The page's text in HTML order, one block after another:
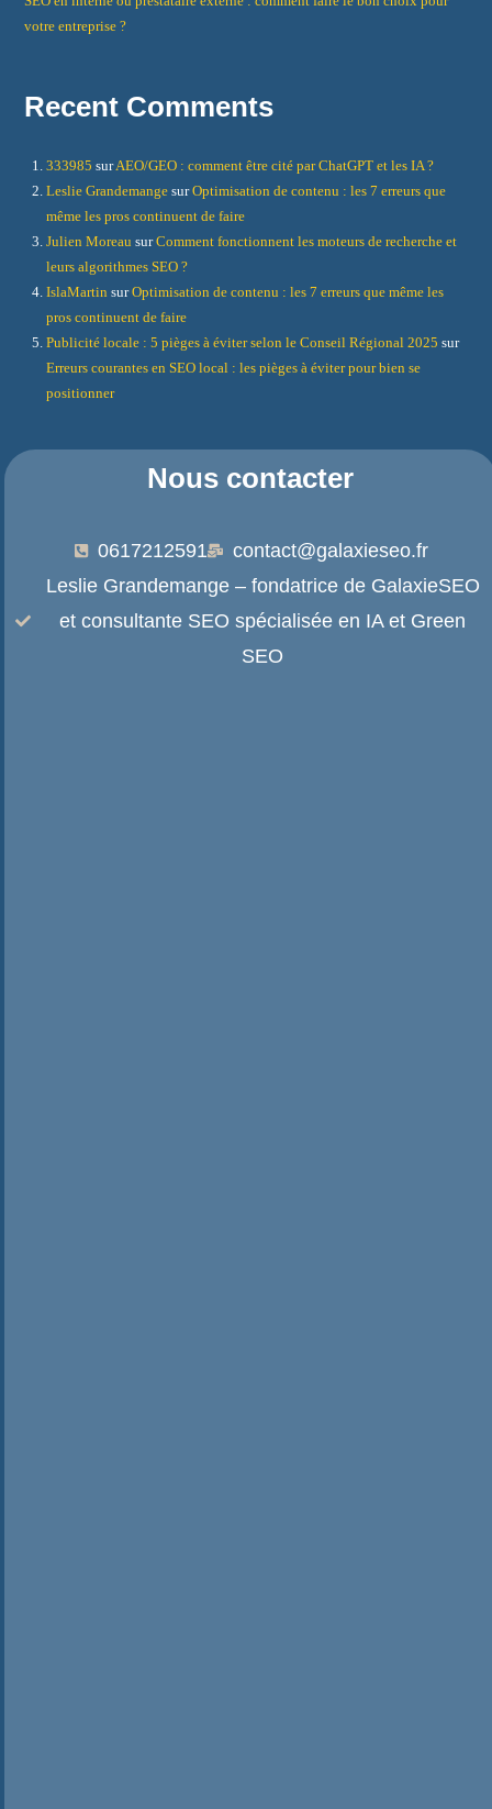
votre entreprise ?
Recent Comments
333985 surAEO/GEO : comment être cité par ChatGPT et les IA ?
Leslie Grandemange surOptimisation de contenu : les 7 erreurs que
même les pros continuent de faire
Julien Moreau surComment fonctionnent les moteurs de recherche et
leurs algorithmes SEO ?
IslaMartin surOptimisation de contenu : les 7 erreurs que même les
pros continuent de faire
Publicité locale : 5 pièges à éviter selon le Conseil Régional 2025 sur
Erreurs courantes en SEO local : les pièges à éviter pour bien se
positionner
Nous contacter
0617212591
contact@galaxieseo.fr
Leslie Grandemange – fondatrice de GalaxieSEO
et consultante SEO spécialisée en IA et Green
SEO